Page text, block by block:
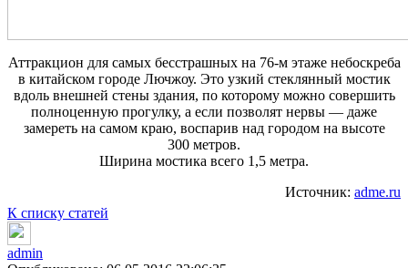
Аттракцион для самых бесстрашных на 76-м этаже небоскреба
в китайском городе Лючжоу. Это узкий стеклянный мостик
вдоль внешней стены здания, по которому можно совершить
полноценную прогулку, а если позволят нервы — даже
замереть на самом краю, воспарив над городом на высоте
300 метров.
Ширина мостика всего 1,5 метра.
Источник: adme.ru
К списку статей
admin